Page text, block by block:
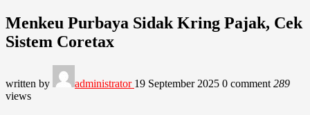
Menkeu Purbaya Sidak Kring Pajak, Cek
Sistem Coretax
written by administrator 19 September 2025 0 comment 289
views